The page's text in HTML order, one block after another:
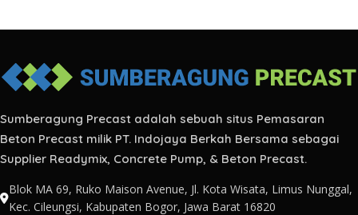
Sumberagung Precast adalah sebuah situs Pemasaran
Beton Precast milik PT. Indojaya Berkah Bersama sebagai
Supplier Readymix, Concrete Pump, & Beton Precast.
Blok MA 69, Ruko Maison Avenue, Jl. Kota Wisata, Limus Nunggal,
Kec. Cileungsi, Kabupaten Bogor, Jawa Barat 16820